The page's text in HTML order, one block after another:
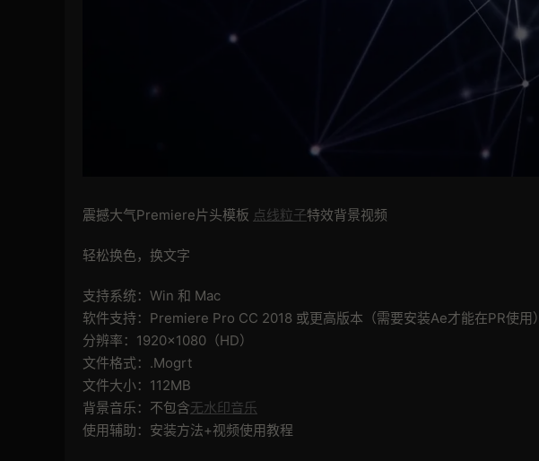
震撼大气Premiere片头模板 点线粒子特效背景视频
轻松换色，换文字
支持系统：Win 和 Mac
软件支持：Premiere Pro CC 2018 或更高版本（需要安装Ae才能在PR使用）
分辨率：1920×1080（HD）
文件格式：.Mogrt
文件大小：112MB
背景音乐：不包含无水印音乐
使用辅助：安装方法+视频使用教程